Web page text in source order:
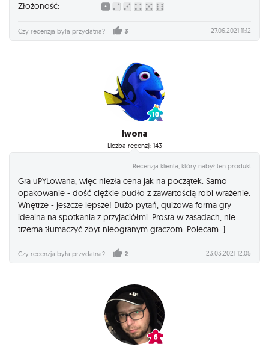
Złożoność:
Czy recenzja była przydatna? 3 27.06.2021 11:12
Iwona
Liczba recenzji: 143
Recenzja klienta, który nabył ten produkt
Gra uPYLowana, więc niezła cena jak na początek. Samo
opakowanie - dość ciężkie pudło z zawartością robi wrażenie.
Wnętrze - jeszcze lepsze! Dużo pytań, quizowa forma gry
idealna na spotkania z przyjaciółmi. Prosta w zasadach, nie
trzema tłumaczyć zbyt nieogranym graczom. Polecam :)
Czy recenzja była przydatna? 2 23.03.2021 12:05